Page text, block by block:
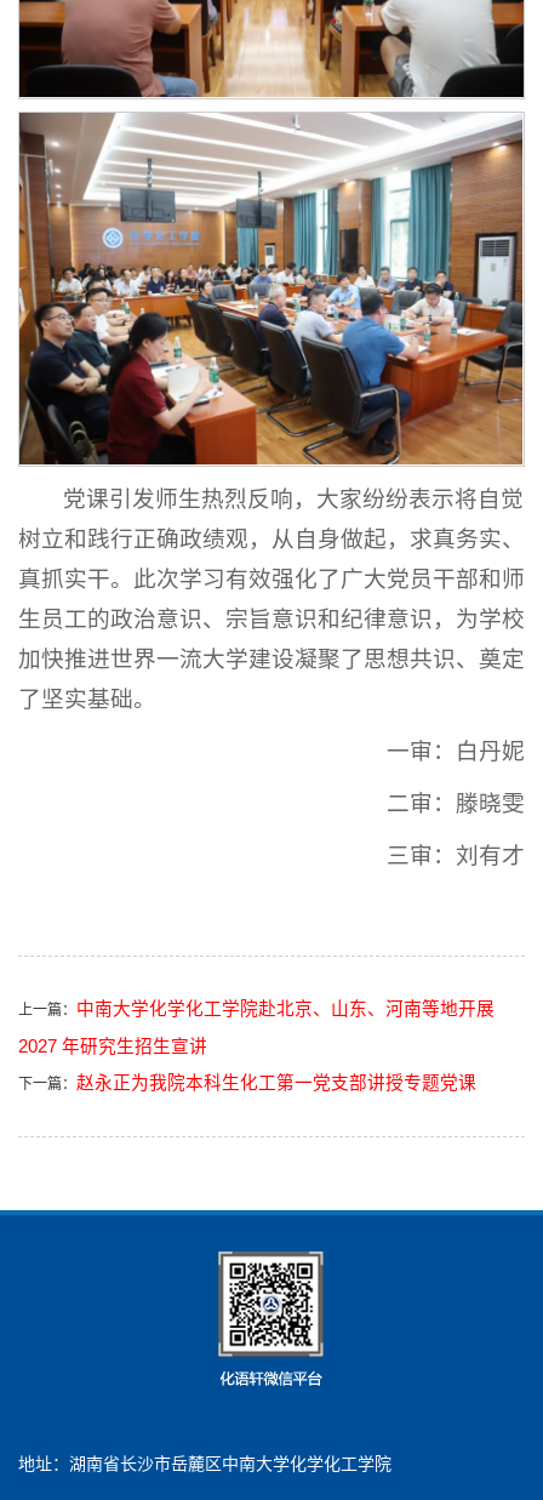
党课引发师生热烈反响，大家纷纷表示将自觉
树立和践行正确政绩观，从自身做起，求真务实、
真抓实干。此次学习有效强化了广大党员干部和师
生员工的政治意识、宗旨意识和纪律意识，为学校
加快推进世界一流大学建设凝聚了思想共识、奠定
了坚实基础。
一审：白丹妮
二审：滕晓雯
三审：刘有才
上一篇： 中南大学化学化工学院赴北京、山东、河南等地开展
2027 年研究生招生宣讲
下一篇： 赵永正为我院本科生化工第一党支部讲授专题党课
地址：湖南省长沙市岳麓区中南大学化学化工学院